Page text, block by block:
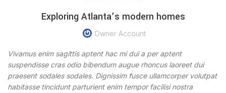
Exploring Atlanta’s modern homes
Owner Account
Vivamus enim sagittis aptent hac mi dui a per aptent
suspendisse cras odio bibendum augue rhoncus laoreet dui
praesent sodales sodales. Dignissim fusce ullamcorper volutpat
habitasse tincidunt parturient enim tempor facilisi nostra